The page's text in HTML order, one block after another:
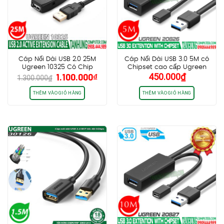
Cáp Nối Dài USB 2.0 25M
Ugreen 10325 Có Chip
Khuếch Đại Cao Cấp
1.300.000₫ Giá
gốc
là:
1.300.000₫.
1.100.000₫Giá
THÊM VÀO GIỎ HÀNG
Cáp Nối Dài USB 3.0 5M có
Chipset cao cấp Ugreen
20826
450.000₫
THÊM VÀO GIỎ HÀNG